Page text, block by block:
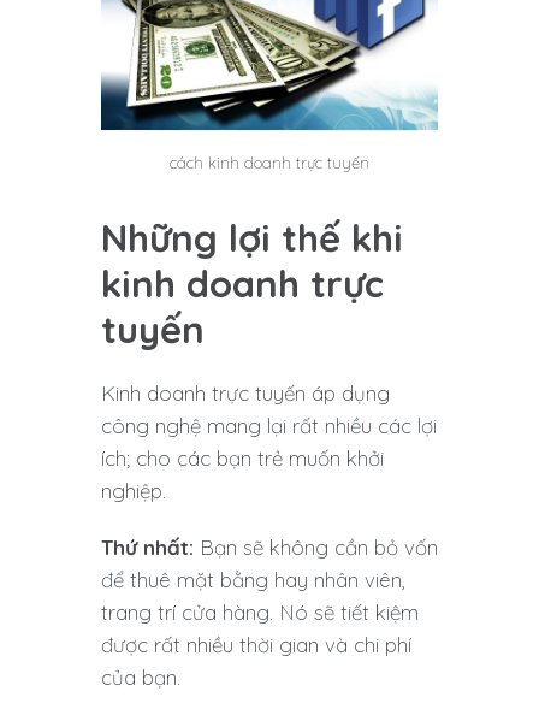
cách kinh doanh trực tuyến
Những lợi thế khi
kinh doanh trực
tuyến
Kinh doanh trực tuyến áp dụng
công nghệ mang lại rất nhiều các lợi
ích; cho các bạn trẻ muốn khởi
nghiệp.
Thứ nhất: Bạn sẽ không cần bỏ vốn
để thuê mặt bằng hay nhân viên,
trang trí cửa hàng. Nó sẽ tiết kiệm
được rất nhiều thời gian và chi phí
của bạn.